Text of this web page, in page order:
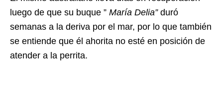
luego de que su buque ” María Delia” duró
semanas a la deriva por el mar, por lo que también
se entiende que él ahorita no esté en posición de
atender a la perrita.